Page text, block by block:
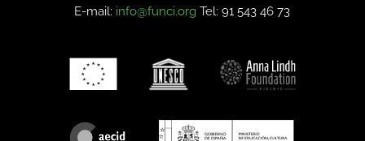
E-mail: info@funci.org Tel: 91 543 46 73